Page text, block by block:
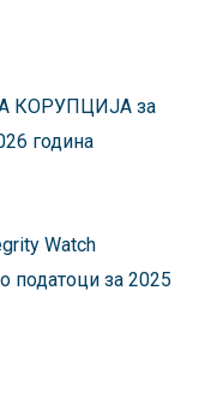
КОРУПЦИЈА за
година
Watch
податоци за 2025